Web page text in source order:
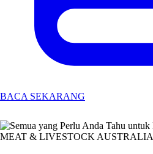
BACA SEKARANG
MEAT & LIVESTOCK AUSTRALIA